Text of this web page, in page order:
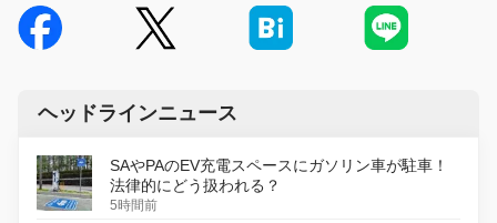
ヘッドラインニュース
SAやPAのEV充電スペースにガソリン車が駐車！
法律的にどう扱われる？
5時間前